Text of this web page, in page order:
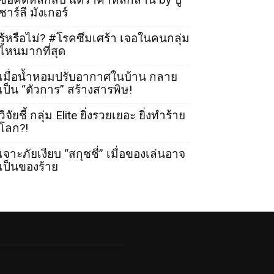
าร์ลี มังเกอร์
หรือไม่? #โรคซึมเศร้า เจอในคนกลุ่ม
หนมากที่สุด
มื่อน้ำหอมปรับอากาศในบ้าน กลาย
ป็น “ตัวการ” สร้างสารพิษ!
จัยชี้ กลุ่ม Elite ยิ่งรวยเยอะ ยิ่งทำร้าย
ลก?!
จาะภัยเงียบ “สกุชชี่” เมื่อของเล่นอาจ
ป็นของร้าย